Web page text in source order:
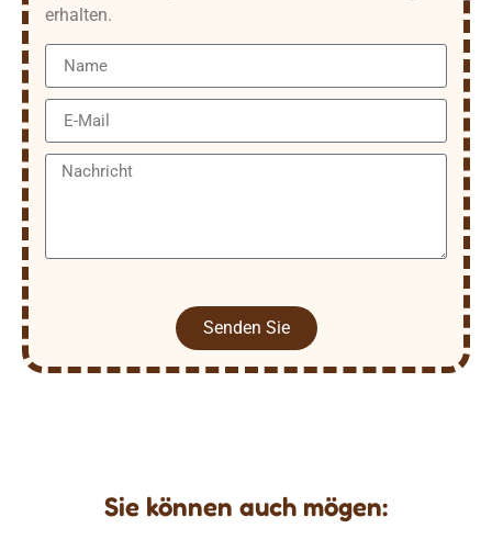
erhalten.
Senden Sie
Sie können auch mögen: